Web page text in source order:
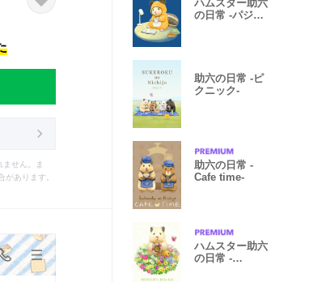
せん。ま
あります。
ハムスター助六
の日常 -パジャ
助六の日常 -ピ
クニック-
助六の日常 -
Cafe time-
ハムスター助六
の日常 -